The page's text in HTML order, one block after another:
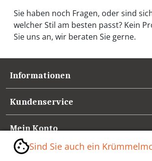
Sie haben noch Fragen, oder sind
welcher Stil am besten passt? Kein
Sie uns an, wir beraten Sie gerne.
Informationen
Kundenservice
Mein Konto
Referenzen
Sind Sie auch ein